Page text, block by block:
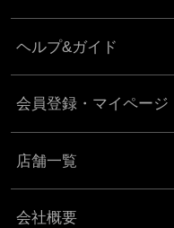
ヘルプ&ガイド
会員登録・マイページ
店舗一覧
会社概要